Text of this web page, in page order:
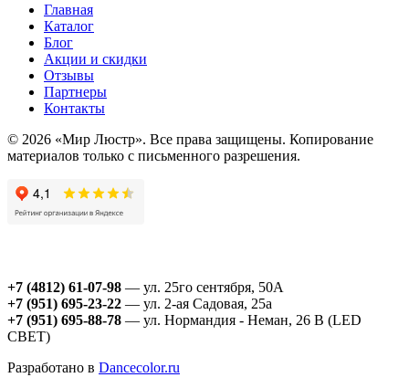
Главная
Каталог
Блог
Акции и скидки
Отзывы
Партнеры
Контакты
© 2026 «Мир Люстр». Все права защищены. Копирование
материалов только с письменного разрешения.
+7 (4812) 61-07-98 — ул. 25го сентября, 50А
+7 (951) 695-23-22 — ул. 2-ая Садовая, 25а
+7 (951) 695-88-78 — ул. Нормандия - Неман, 26 В (LED
СВЕТ)
Разработано в Dancecolor.ru